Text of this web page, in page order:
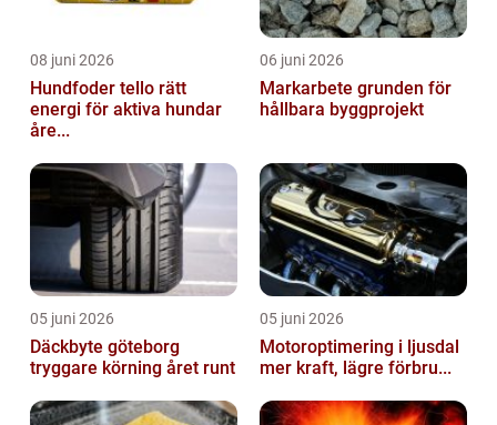
08 juni 2026
Hundfoder tello rätt
energi för aktiva hundar
åre...
06 juni 2026
Markarbete grunden för
hållbara byggprojekt
05 juni 2026
Däckbyte göteborg
tryggare körning året runt
05 juni 2026
Motoroptimering i ljusdal
mer kraft, lägre förbru...